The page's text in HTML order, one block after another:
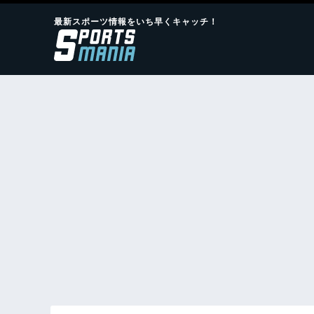
最新スポーツ情報をいち早くキャッチ！